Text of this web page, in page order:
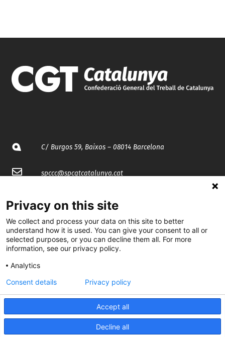
C/ Burgos 59, Baixos – 08014 Barcelona
spccc@spcgtcatalunya.cat
@CGTCatalunya
cgtcatalunya
CGTCatalunya
cgtcatalunya
Desenvolupat per
Privacy on this site
We collect and process your data on this site to better
understand how it is used. You can give your consent to all or
selected purposes, or you can decline them all. For more
information, see our privacy policy.
Analytics
Accept all
Decline all
Consent details Privacy policy